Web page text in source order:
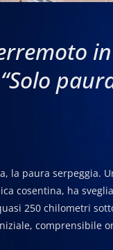
la paura serpeggia.
cosentina, ha
250 chilometri
comprensibile